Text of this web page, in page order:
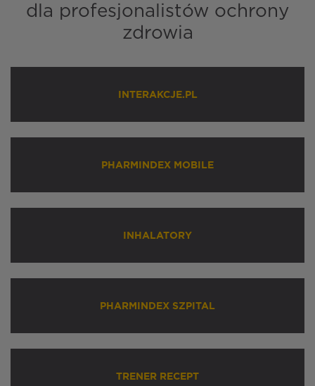
dla profesjonalistów ochrony
zdrowia
INTERAKCJE.PL
PHARMINDEX MOBILE
INHALATORY
PHARMINDEX SZPITAL
TRENER RECEPT